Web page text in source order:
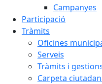
Campanyes
Participació
Tràmits
Oficines
Serveis
Tràmits i
Carpeta